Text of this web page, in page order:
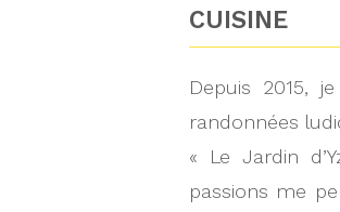
CUISINE
Depuis 2015,
randonnées
« Le Jardin
passions me